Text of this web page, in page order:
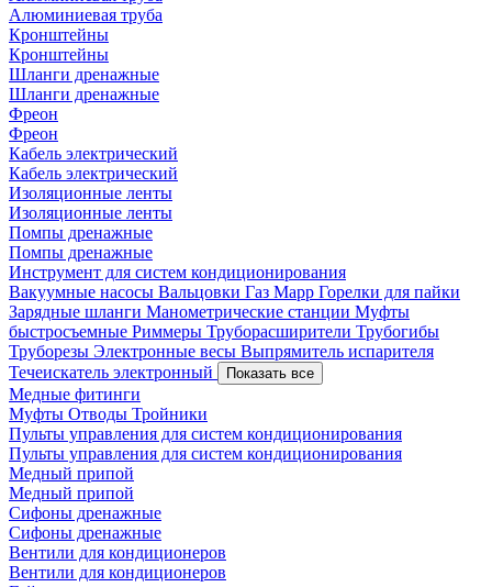
Алюминиевая труба
Кронштейны
Кронштейны
Шланги дренажные
Шланги дренажные
Фреон
Фреон
Кабель электрический
Кабель электрический
Изоляционные ленты
Изоляционные ленты
Помпы дренажные
Помпы дренажные
Инструмент для систем кондиционирования
Вакуумные насосы Вальцовки Газ Mapp Горелки для пайки
Зарядные шланги Манометрические станции Муфты
быстросъемные Риммеры Труборасширители Трубогибы
Труборезы Электронные весы Выпрямитель испарителя
Течеискатель электронный
Показать все
Медные фитинги
Муфты Отводы Тройники
Пульты управления для систем кондиционирования
Пульты управления для систем кондиционирования
Медный припой
Медный припой
Сифоны дренажные
Сифоны дренажные
Вентили для кондиционеров
Вентили для кондиционеров